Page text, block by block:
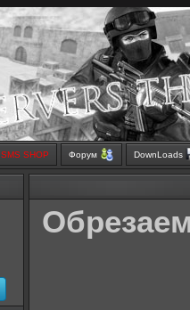
SMS SHOP Форум DownLoads